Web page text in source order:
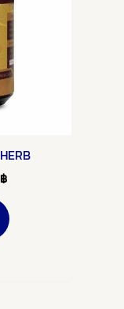
฿
options
may
be
chosen
on
page